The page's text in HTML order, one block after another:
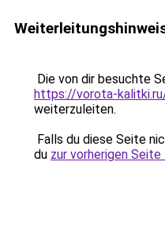
Die von dir besuchte
https://vorota-
weiterzuleiten.
Falls du diese Seite
du zur vorherigen Seite